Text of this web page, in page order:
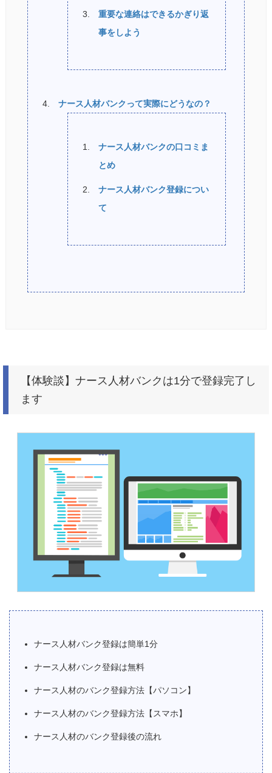
重要な連絡はできるかぎり返
事をしよう
ナース人材バンクって実際にどうなの？
ナース人材バンクの口コミま
とめ
ナース人材バンク登録につい
て
【体験談】ナース人材バンクは1分で登録完了し
ます
ナース人材バンク登録は簡単1分
ナース人材バンク登録は無料
ナース人材のバンク登録方法【パソコン】
ナース人材のバンク登録方法【スマホ】
ナース人材のバンク登録後の流れ